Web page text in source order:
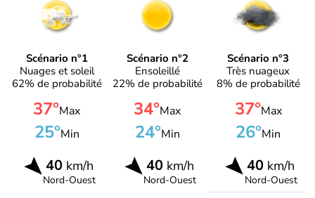
Scénario n°1
Nuages et soleil
62% de probabilité
37°Max
25°Min
40km/h
Nord-Ouest
Scénario n°2
Ensoleillé
22% de probabilité
34°Max
24°Min
40km/h
Nord-Ouest
Scénario n°3
Très nuageux
8% de probabilité
37°Max
26°Min
40 km/h
Nord-Ouest